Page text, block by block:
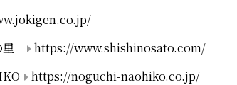
里
https://www.shishinosato.com/
https://noguchi-naohiko.co.jp/